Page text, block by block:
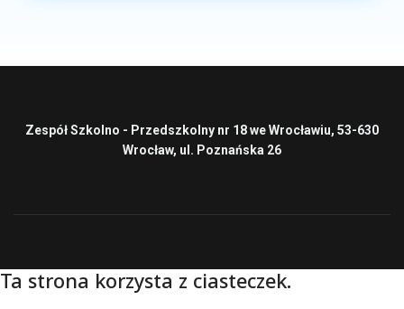
Zespół Szkolno - Przedszkolny nr 18 we Wrocławiu, 53-630
Wrocław, ul. Poznańska 26
Ta strona korzysta z ciasteczek.